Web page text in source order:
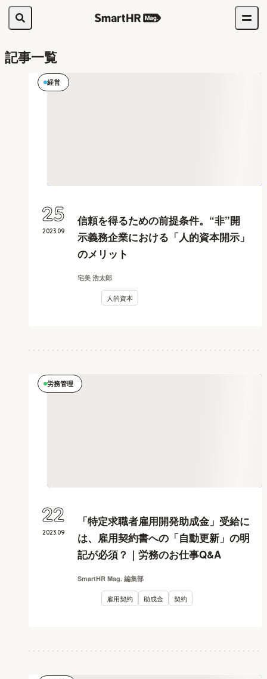
記事一覧
経営
信頼を得るための前提条件。“非”開
示義務企業における「人的資本開示」
のメリット
宅美 浩太郎
人的資本
2023.09
25
労務管理
「特定求職者雇用開発助成金」受給に
は、雇用契約書への「自動更新」の明
記が必須？｜労務のお仕事Q&A
SmartHR Mag. 編集部
雇用契約 助成金 契約
2023.09
22